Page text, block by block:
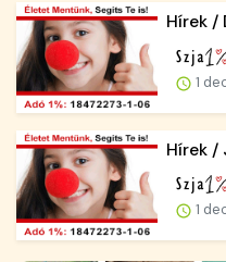
Hírek /
1
Hírek /
1